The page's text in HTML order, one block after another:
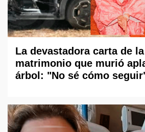
La devastadora carta de
matrimonio que murió
árbol: "No sé cómo